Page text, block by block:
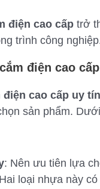
điện cao cấp trở
trình công
điện cao cấp
cao cấp uy
sản phẩm.
: Nên ưu tiên lựa
loại nhựa này